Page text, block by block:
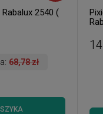
2540 (
68,78 zł